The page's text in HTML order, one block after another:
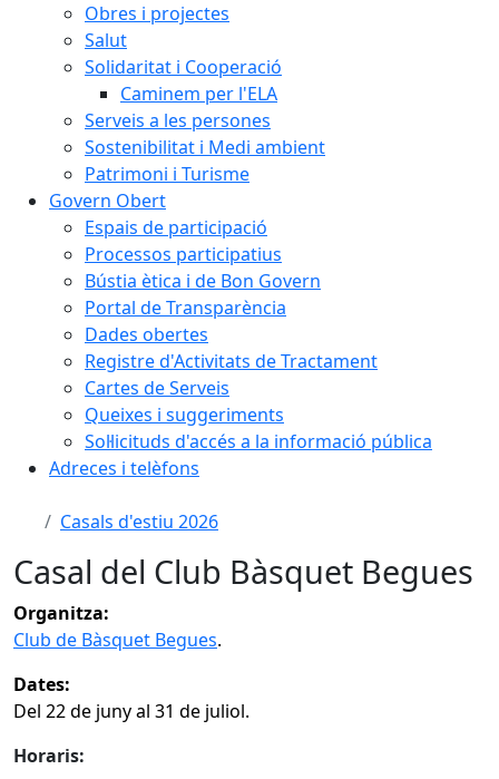
Obres i projectes
Salut
Solidaritat i Cooperació
Caminem per l'ELA
Serveis a les persones
Sostenibilitat i Medi ambient
Patrimoni i Turisme
Govern Obert
Espais de participació
Processos participatius
Bústia ètica i de Bon Govern
Portal de Transparència
Dades obertes
Registre d'Activitats de Tractament
Cartes de Serveis
Queixes i suggeriments
Sol·licituds d'accés a la informació pública
Adreces i telèfons
Casals d'estiu 2026
Casal del Club Bàsquet Begues
Organitza:
Club de Bàsquet Begues.
Dates:
Del 22 de juny al 31 de juliol.
Horaris: